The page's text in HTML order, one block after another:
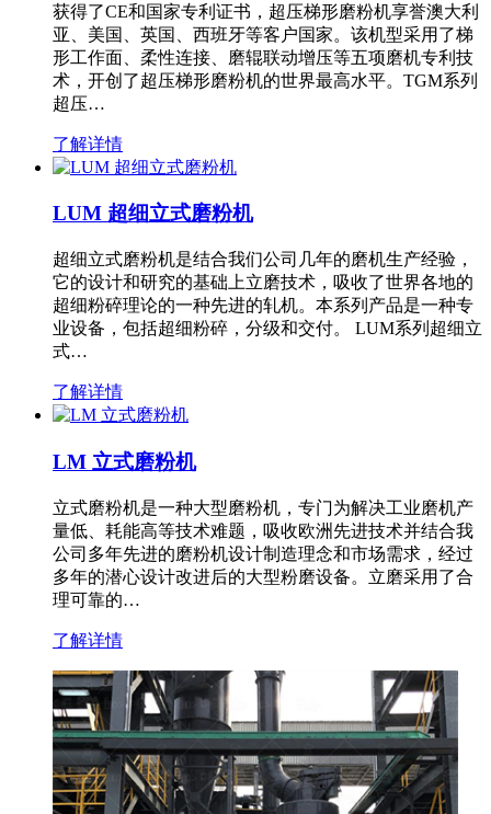
获得了CE和国家专利证书，超压梯形磨粉机享誉澳大利
亚、美国、英国、西班牙等客户国家。该机型采用了梯
形工作面、柔性连接、磨辊联动增压等五项磨机专利技
术，开创了超压梯形磨粉机的世界最高水平。TGM系列
超压…
了解详情
LUM 超细立式磨粉机
超细立式磨粉机是结合我们公司几年的磨机生产经验，
它的设计和研究的基础上立磨技术，吸收了世界各地的
超细粉碎理论的一种先进的轧机。本系列产品是一种专
业设备，包括超细粉碎，分级和交付。 LUM系列超细立
式…
了解详情
LM 立式磨粉机
立式磨粉机是一种大型磨粉机，专门为解决工业磨机产
量低、耗能高等技术难题，吸收欧洲先进技术并结合我
公司多年先进的磨粉机设计制造理念和市场需求，经过
多年的潜心设计改进后的大型粉磨设备。立磨采用了合
理可靠的…
了解详情